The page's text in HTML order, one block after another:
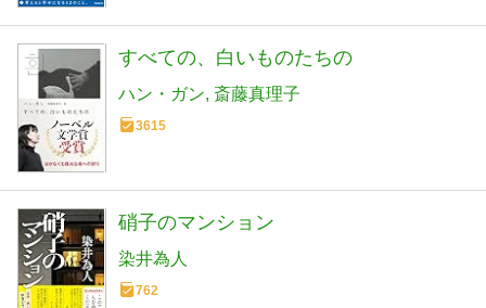
すべての、白いものたちの
ハン・ガン 斎藤真理子
3615
硝子のマンション
染井為人
762